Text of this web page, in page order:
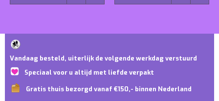
Vandaag besteld, uiterlijk de volgende werkdag verstuurd
Speciaal voor u altijd met liefde verpakt
Gratis thuis bezorgd vanaf €150,- binnen Nederland